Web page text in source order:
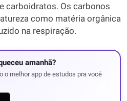
carboidratos. Os carbonos
como matéria orgânica
na respiração.
amanhã?
o melhor app de estudos pra você